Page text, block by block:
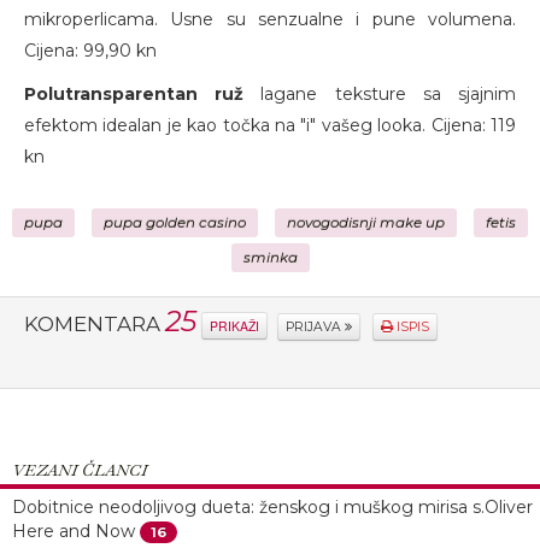
mikroperlicama. Usne su senzualne i pune volumena.
Cijena: 99,90 kn
Polutransparentan ruž lagane teksture sa sjajnim
efektom idealan je kao točka na "i" vašeg looka. Cijena: 119
kn
pupa pupa golden casino novogodisnji make up fetis
sminka
KOMENTARA 25 PRIKAŽI PRIJAVA ISPIS
VEZANI ČLANCI
Dobitnice neodoljivog dueta: ženskog i muškog mirisa s.Oliver
Here and Now
16